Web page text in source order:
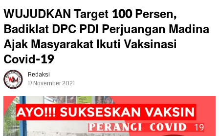
WUJUDKAN Target 100 Persen,
Badiklat DPC PDI Perjuangan Madina
Ajak Masyarakat Ikuti Vaksinasi
Covid-19
Redaksi
17 November 2021